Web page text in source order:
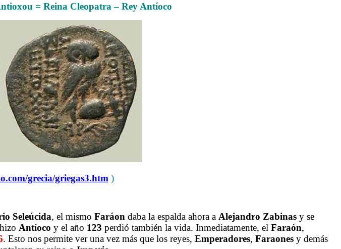
= Reina Cleopatra – Rey Antíoco
grecia/griegas3.htm )
Seleúcida, el mismo Faráon daba la espalda ahora a Alejandro Zabinas y se
Antíoco y el año 123 perdió también la vida. Inmediatamente, el Faraón,
. Esto nos permite ver una vez más que los reyes, Emperadores, Faraones y demás